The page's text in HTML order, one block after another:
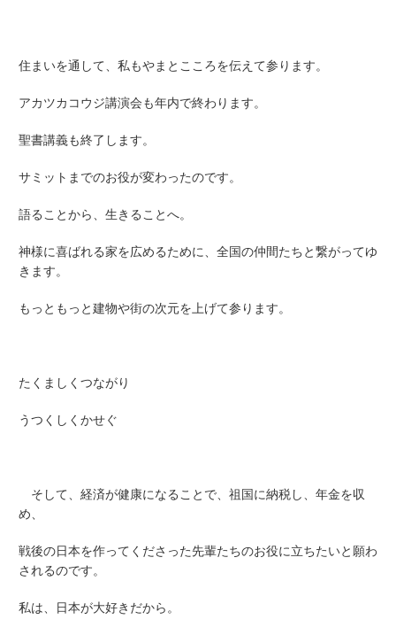
住まいを通して、私もやまとこころを伝えて参ります。
アカツカコウジ講演会も年内で終わります。
聖書講義も終了します。
サミットまでのお役が変わったのです。
語ることから、生きることへ。
神様に喜ばれる家を広めるために、全国の仲間たちと繋がってゆ
きます。
もっともっと建物や街の次元を上げて参ります。
たくましくつながり
うつくしくかせぐ
そして、経済が健康になることで、祖国に納税し、年金を収
め、
戦後の日本を作ってくださった先輩たちのお役に立ちたいと願わ
されるのです。
私は、日本が大好きだから。